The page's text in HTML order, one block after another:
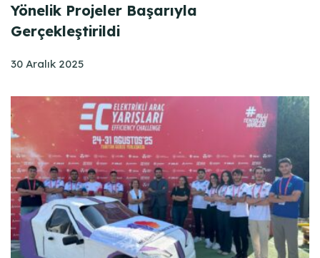
Yönelik Projeler Başarıyla
Gerçekleştirildi
30 Aralık 2025